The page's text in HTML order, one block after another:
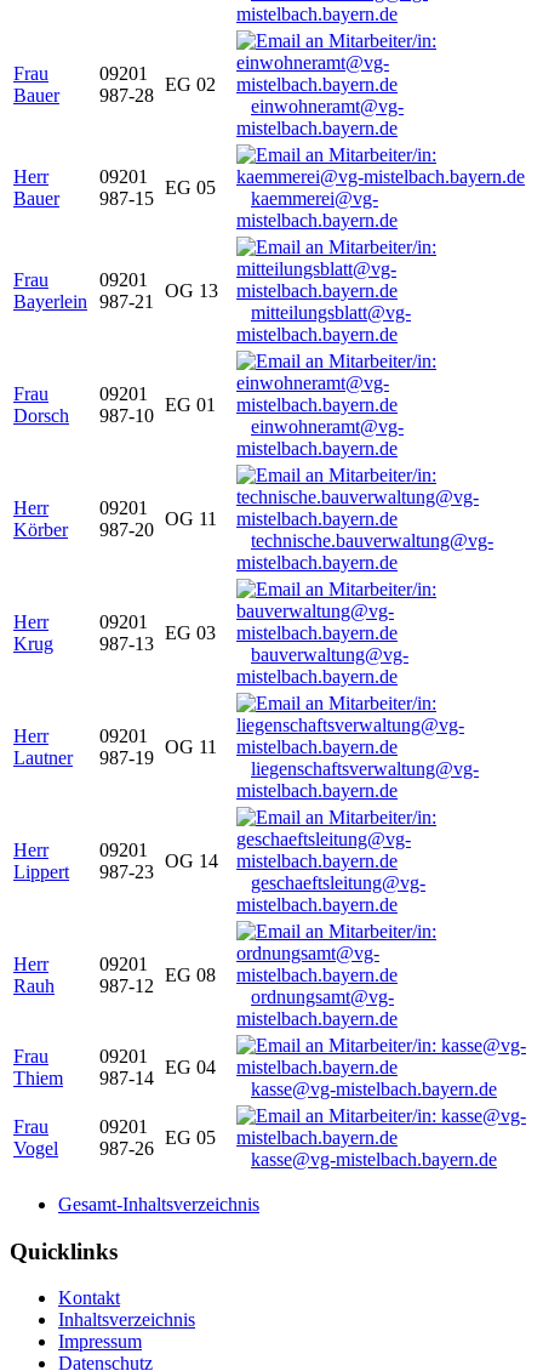
mistelbach.bayern.de
Frau
Bauer
09201
987-28
EG 02
einwohneramt@vg-
mistelbach.bayern.de
Herr
Bauer
09201
987-15
EG 05
kaemmerei@vg-
mistelbach.bayern.de
Frau
Bayerlein
09201
987-21
OG 13
mitteilungsblatt@vg-
mistelbach.bayern.de
Frau
Dorsch
09201
987-10
EG 01
einwohneramt@vg-
mistelbach.bayern.de
Herr
Körber
09201
987-20
OG 11
technische.bauverwaltung@vg-
mistelbach.bayern.de
Herr
Krug
09201
987-13
EG 03
bauverwaltung@vg-
mistelbach.bayern.de
Herr
Lautner
09201
987-19
OG 11
liegenschaftsverwaltung@vg-
mistelbach.bayern.de
Herr
Lippert
09201
987-23
OG 14
geschaeftsleitung@vg-
mistelbach.bayern.de
Herr
Rauh
09201
987-12
EG 08
ordnungsamt@vg-
mistelbach.bayern.de
Frau
Thiem
09201
987-14
EG 04
kasse@vg-mistelbach.bayern.de
Frau
Vogel
09201
987-26
EG 05
kasse@vg-mistelbach.bayern.de
Gesamt-Inhaltsverzeichnis
Quicklinks
Kontakt
Inhaltsverzeichnis
Impressum
Datenschutz